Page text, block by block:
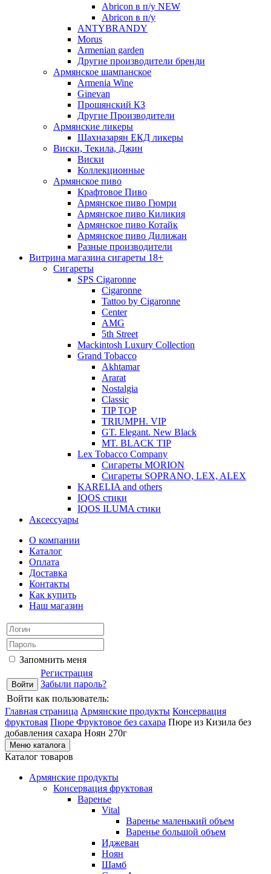
Abricon в п/у NEW
Abricon в п/у
ANTYBRANDY
Morus
Armenian garden
Другие производители бренди
Армянское шампанское
Armenia Wine
Ginevan
Прошянский КЗ
Другие Производители
Армянские ликеры
Шахназарян ЕКД ликеры
Виски, Текила, Джин
Виски
Коллекционные
Армянское пиво
Крафтовое Пиво
Армянское пиво Гюмри
Армянское пиво Киликия
Армянское пиво Котайк
Армянское пиво Дилижан
Разные производители
Витрина магазина сигареты 18+
Cигареты
SPS Cigaronne
Сigaronne
Tattoo by Cigaronne
Center
AMG
5th Street
Mackintosh Luxury Collection
Grand Tobacco
Akhtamar
Ararat
Nostalgia
Classic
TIP TOP
TRIUMPH. VIP
GT. Elegant. New Black
MT. BLACK TIP
Lex Tobacco Company
Сигареты MORION
Сигареты SOPRANO, LEX, ALEX
KARELIA and others
IQOS стики
IQOS ILUMA стики
Аксессуары
О компании
Каталог
Оплата
Доставка
Контакты
Как купить
Наш магазин
Запомнить меня
Регистрация
Забыли пароль?
Войти как пользователь:
Главная страница Армянские продукты Консервация
фруктовая Пюре Фруктовое без сахара Пюре из Кизила без
добавления сахара Ноян 270г
Меню каталога
Каталог товаров
Армянские продукты
Консервация фруктовая
Варенье
Vital
Варенье маленький объем
Варенье большой объем
Иджеван
Ноян
Шамб